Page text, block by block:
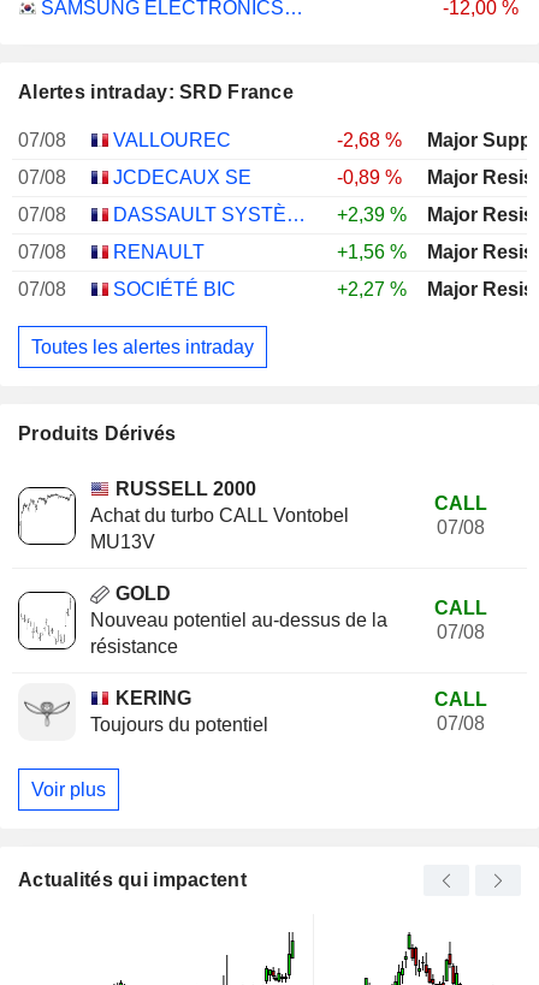
SAMSUNG ELECTRONICS CO., LTD. -12,00 %
Alertes intraday: SRD France
07/08 VALLOUREC -2,68 %
Major
07/08
JCDECAUX SE -0,89 %
Major
07/08
DASSAULT SYSTÈMES SE +2,39 %
Major
07/08
RENAULT +1,56 %
Major
07/08
SOCIÉTÉ BIC +2,27 % Major
Toutes les alertes intraday
Produits Dérivés
RUSSELL 2000
Achat du turbo CALL Vontobel
MU13V
CALL
07/08
GOLD
Nouveau potentiel au-dessus de la
résistance
CALL
07/08
KERING
Toujours du potentiel
CALL
07/08
Voir plus
Actualités qui impactent